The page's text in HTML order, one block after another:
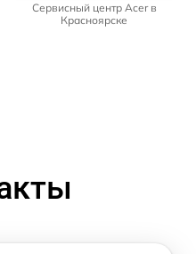
Сервисный центр Acer в
Красноярске